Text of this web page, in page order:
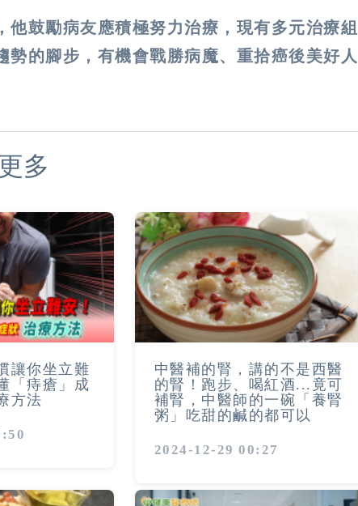
鼓勵病友應積極努力治療，現有多元治療組
的腳步，有機會戰勝病魔、重拾癌後美好人
多
讓你坐立難
「痔瘡」成
方法
中醫補的腎，講的不是西醫
的腎！跑步、喝紅酒...竟可
補腎，中醫師的一碗「養腎
粥」吃甜的鹹的都可以
2024-12-29 00:27